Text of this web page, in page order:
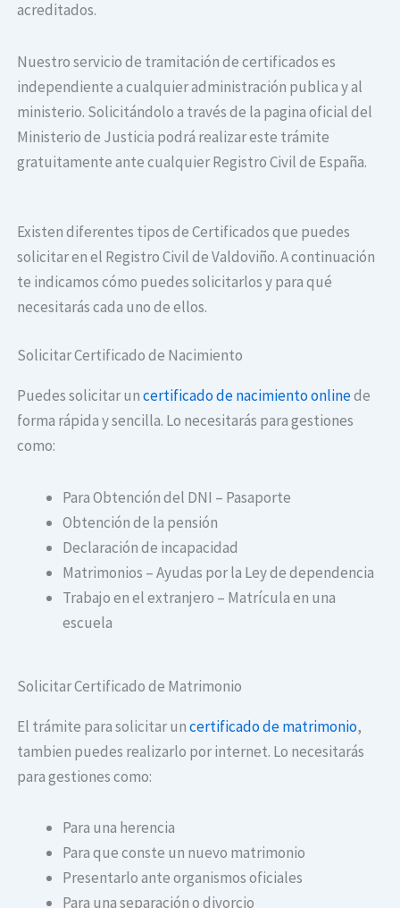
acreditados.
Nuestro servicio de tramitación de certificados es
independiente a cualquier administración publica y al
ministerio. Solicitándolo a través de la pagina oficial del
Ministerio de Justicia podrá realizar este trámite
gratuitamente ante cualquier Registro Civil de España.
Existen diferentes tipos de Certificados que puedes
solicitar en el Registro Civil de Valdoviño. A continuación
te indicamos cómo puedes solicitarlos y para qué
necesitarás cada uno de ellos.
Solicitar Certificado de Nacimiento
Puedes solicitar uncertificado de nacimiento onlinede
forma rápida y sencilla. Lo necesitarás para gestiones
como:
Para Obtención del DNI – Pasaporte
Obtención de la pensión
Declaración de incapacidad
Matrimonios – Ayudas por la Ley de dependencia
Trabajo en el extranjero – Matrícula en una
escuela
Solicitar Certificado de Matrimonio
El trámite para solicitar uncertificado de matrimonio,
tambien puedes realizarlo por internet. Lo necesitarás
para gestiones como:
Para una herencia
Para que conste un nuevo matrimonio
Presentarlo ante organismos oficiales
Para una separación o divorcio